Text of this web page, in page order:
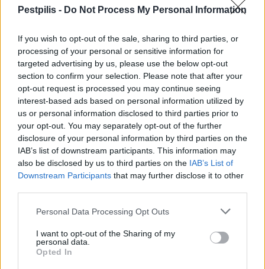
Pestpilis - Do Not Process My Personal Information
If you wish to opt-out of the sale, sharing to third parties, or
processing of your personal or sensitive information for
targeted advertising by us, please use the below opt-out
section to confirm your selection. Please note that after your
opt-out request is processed you may continue seeing
interest-based ads based on personal information utilized by
us or personal information disclosed to third parties prior to
your opt-out. You may separately opt-out of the further
disclosure of your personal information by third parties on the
IAB’s list of downstream participants. This information may
also be disclosed by us to third parties on the IAB’s List of
Downstream Participants that may further disclose it to other
Personal Data Processing Opt Outs
I want to opt-out of the Sharing of my
personal data.
Opted In
Országos
Megérkezett az eső a Duna vízgyűjtőjére
Helyi
Amire többmillióan vártunk: szombattól
másodfokúra csökken a riasztás
Pest megye
Fából épül Budakeszi új óvodája
HIRDETÉS